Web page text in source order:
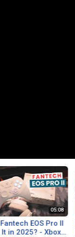
EOS Pro II
in 2025? - Xbox